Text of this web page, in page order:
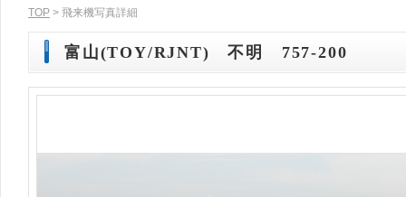
TOP > 飛来機写真詳細
富山(TOY/RJNT) 不明 757-200